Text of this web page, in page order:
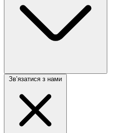
Звʼязатися з нами